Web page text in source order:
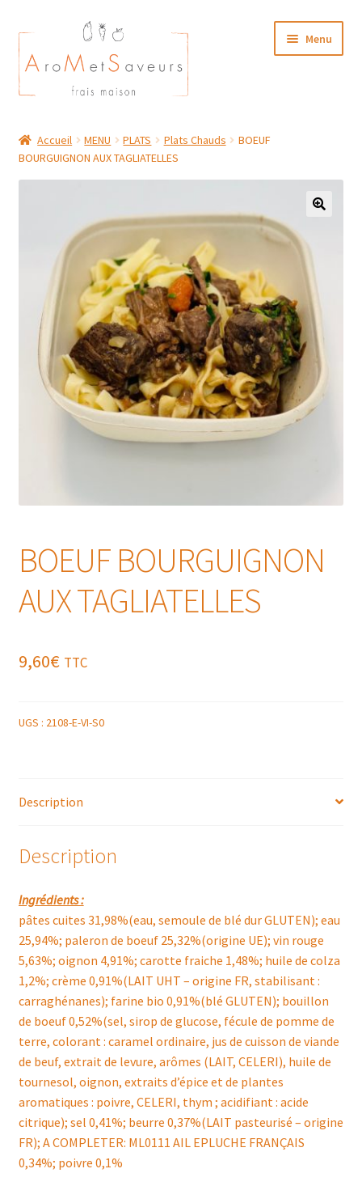
Aller
à
la
navigation
Aller
au
contenu
Menu
Plat du Jour/ Menu Week end
MON COMPTE
Accueil MENU PLATS Plats Chauds
BOEUF
BOURGUIGNON AUX TAGLIATELLES
BOEUF BOURGUIGNON
AUX TAGLIATELLES
9,60€ TTC
UGS : 2108-E-VI-S0
Description
Description
Ingrédients :
pâtes cuites 31,98%(eau, semoule de blé dur GLUTEN); eau
25,94%; paleron de boeuf 25,32%(origine UE); vin rouge
5,63%; oignon 4,91%; carotte fraiche 1,48%; huile de colza
1,2%; crème 0,91%(LAIT UHT – origine FR, stabilisant :
carraghénanes); farine bio 0,91%(blé GLUTEN); bouillon
de boeuf 0,52%(sel, sirop de glucose, fécule de pomme de
terre, colorant : caramel ordinaire, jus de cuisson de viande
de beuf, extrait de levure, arômes (LAIT, CELERI), huile de
tournesol, oignon, extraits d’épice et de plantes
aromatiques : poivre, CELERI, thym ; acidifiant : acide
citrique); sel 0,41%; beurre 0,37%(LAIT pasteurisé – origine
FR); A COMPLETER: ML0111 AIL EPLUCHE FRANÇAIS
0,34%; poivre 0,1%